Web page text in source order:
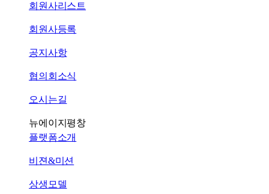
회원사리스트
회원사등록
공지사항
협의회소식
오시는길
뉴에이지평창
플랫폼소개
비젼&미션
상생모델